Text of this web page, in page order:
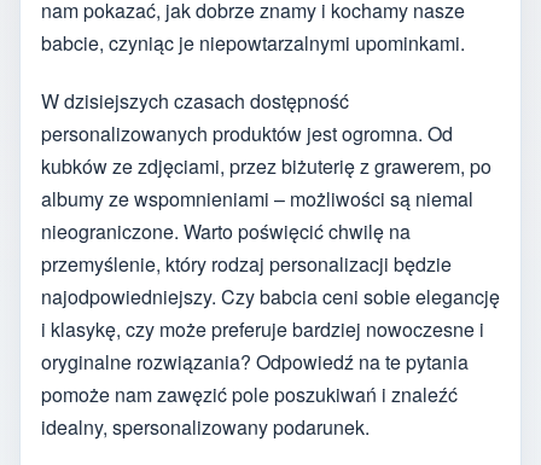
nam pokazać, jak dobrze znamy i kochamy nasze
babcie, czyniąc je niepowtarzalnymi upominkami.
W dzisiejszych czasach dostępność
personalizowanych produktów jest ogromna. Od
kubków ze zdjęciami, przez biżuterię z grawerem, po
albumy ze wspomnieniami – możliwości są niemal
nieograniczone. Warto poświęcić chwilę na
przemyślenie, który rodzaj personalizacji będzie
najodpowiedniejszy. Czy babcia ceni sobie elegancję
i klasykę, czy może preferuje bardziej nowoczesne i
oryginalne rozwiązania? Odpowiedź na te pytania
pomoże nam zawęzić pole poszukiwań i znaleźć
idealny, spersonalizowany podarunek.